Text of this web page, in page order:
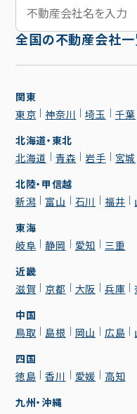
全国の不動産会社
関東
東京
神奈川 埼玉 千葉
北海道・東北
北海道
青森 岩手 宮城
北陸・甲信越
新潟
富山 石川 福井
東海
岐阜
静岡 愛知
三重
近畿
滋賀
京都 大阪 兵庫
中国
鳥取
島根 岡山 広島
四国
徳島
香川 愛媛
高知
九州・沖縄